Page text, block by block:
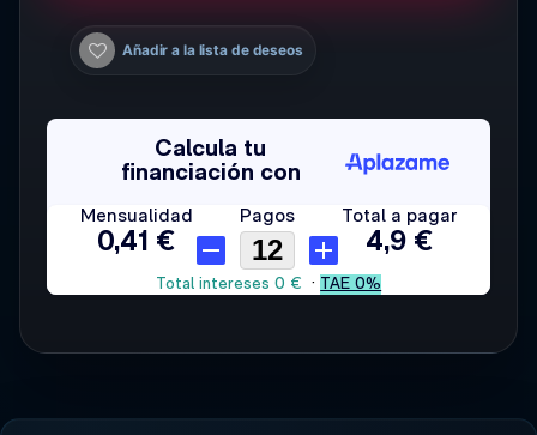
Añadir a la lista de deseos